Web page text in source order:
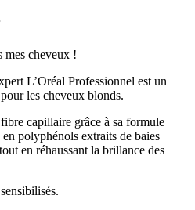
mes cheveux !
L’Oréal Professionnel est un
les cheveux blonds.
capillaire grâce à sa formule
polyphénols extraits de baies
en réhaussant la brillance des